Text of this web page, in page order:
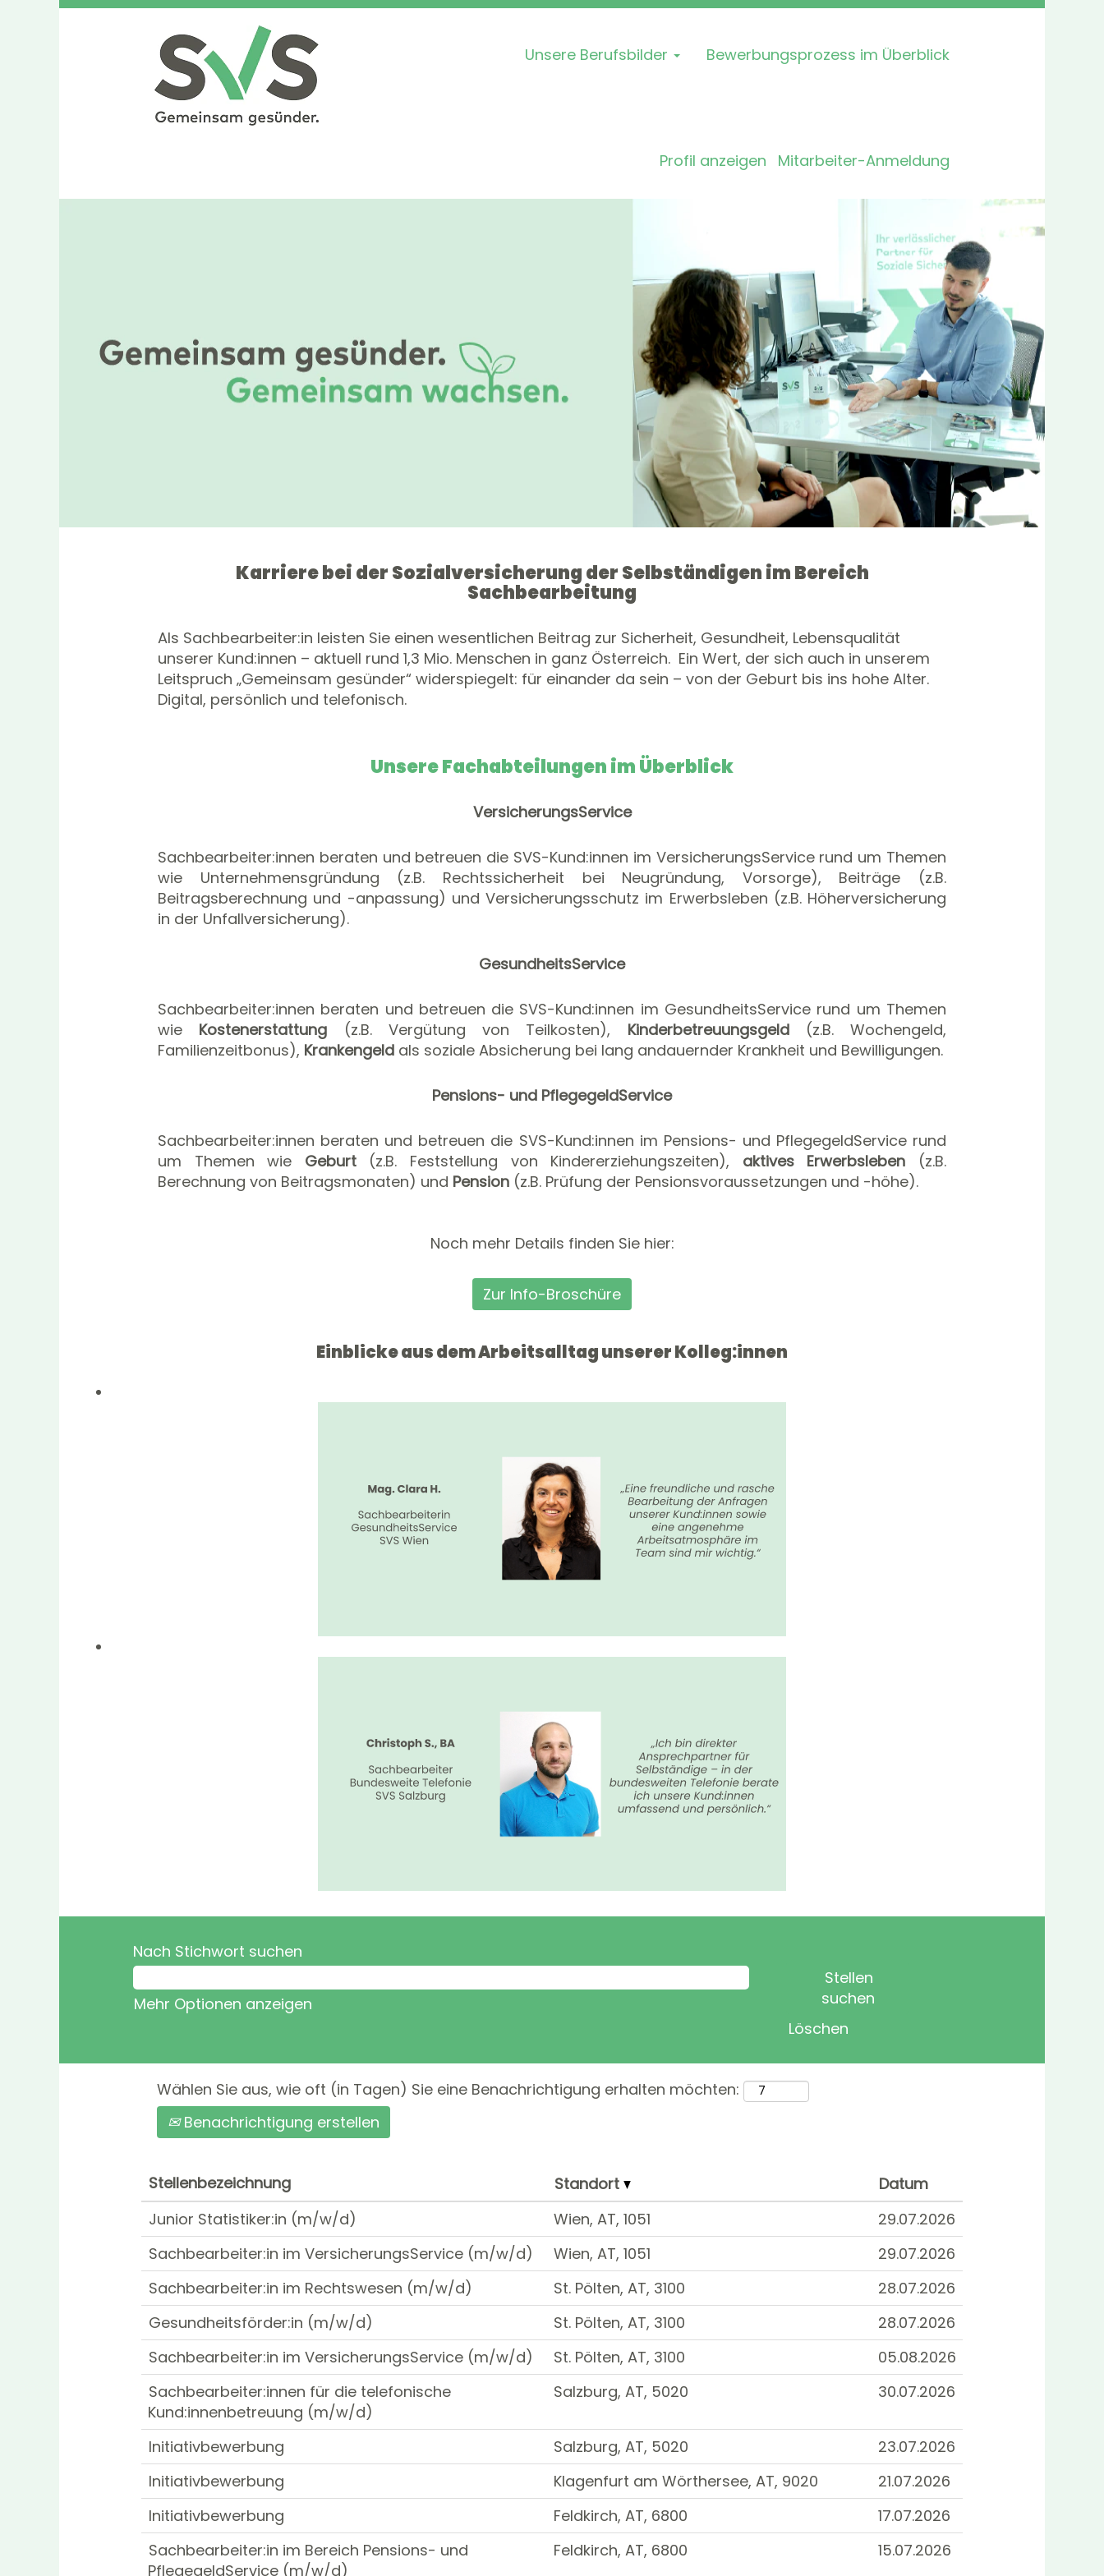
Unsere Berufsbilder Bewerbungsprozess im Überblick
Profil anzeigen Mitarbeiter-Anmeldung
Karriere bei der Sozialversicherung der Selbständigen im Bereich
Sachbearbeitung
Als Sachbearbeiter:in leisten Sie einen wesentlichen Beitrag zur Sicherheit, Gesundheit, Lebensqualität
unserer Kund:innen – aktuell rund 1,3 Mio. Menschen in ganz Österreich. Ein Wert, der sich auch in unserem
Leitspruch „Gemeinsam gesünder“ widerspiegelt: für einander da sein – von der Geburt bis ins hohe Alter.
Digital, persönlich und telefonisch.
Unsere Fachabteilungen im Überblick
VersicherungsService
Sachbearbeiter:innen beraten und betreuen die SVS-Kund:innen im VersicherungsService rund um Themen
wie Unternehmensgründung (z.B. Rechtssicherheit bei Neugründung, Vorsorge), Beiträge (z.B.
Beitragsberechnung und -anpassung) und Versicherungsschutz im Erwerbsleben (z.B. Höherversicherung
in der Unfallversicherung).
GesundheitsService
Sachbearbeiter:innen beraten und betreuen die SVS-Kund:innen im GesundheitsService rund um Themen
wie Kostenerstattung (z.B. Vergütung von Teilkosten), Kinderbetreuungsgeld (z.B. Wochengeld,
Familienzeitbonus), Krankengeld als soziale Absicherung bei lang andauernder Krankheit und Bewilligungen.
Pensions- und PflegegeldService
Sachbearbeiter:innen beraten und betreuen die SVS-Kund:innen im Pensions- und PflegegeldService rund
um Themen wie Geburt (z.B. Feststellung von Kindererziehungszeiten), aktives Erwerbsleben (z.B.
Berechnung von Beitragsmonaten) und Pension (z.B. Prüfung der Pensionsvoraussetzungen und -höhe).
Noch mehr Details finden Sie hier:
Zur Info-Broschüre
Einblicke aus dem Arbeitsalltag unserer Kolleg:innen
Nach Stichwort suchen
Mehr Optionen anzeigen
Löschen
Wählen Sie aus, wie oft (in Tagen) Sie eine Benachrichtigung erhalten möchten:
Benachrichtigung erstellen
Stellenbezeichnung Standort
Datum
Junior Statistiker:in (m/w/d)
Wien, AT, 1051
29.07.2026
Sachbearbeiter:in im VersicherungsService (m/w/d)
Wien, AT, 1051
29.07.2026
Sachbearbeiter:in im Rechtswesen (m/w/d)
St. Pölten, AT, 3100
28.07.2026
Gesundheitsförder:in (m/w/d)
St. Pölten, AT, 3100
28.07.2026
Sachbearbeiter:in im VersicherungsService (m/w/d)
St. Pölten, AT, 3100
05.08.2026
Sachbearbeiter:innen für die telefonische
Kund:innenbetreuung (m/w/d)
Salzburg, AT, 5020 30.07.2026
Initiativbewerbung Salzburg, AT, 5020
23.07.2026
Initiativbewerbung
Klagenfurt am Wörthersee, AT, 9020
21.07.2026
Initiativbewerbung
Feldkirch, AT, 6800
17.07.2026
Sachbearbeiter:in im Bereich Pensions- und
PflegegeldService (m/w/d)
Feldkirch, AT, 6800 15.07.2026